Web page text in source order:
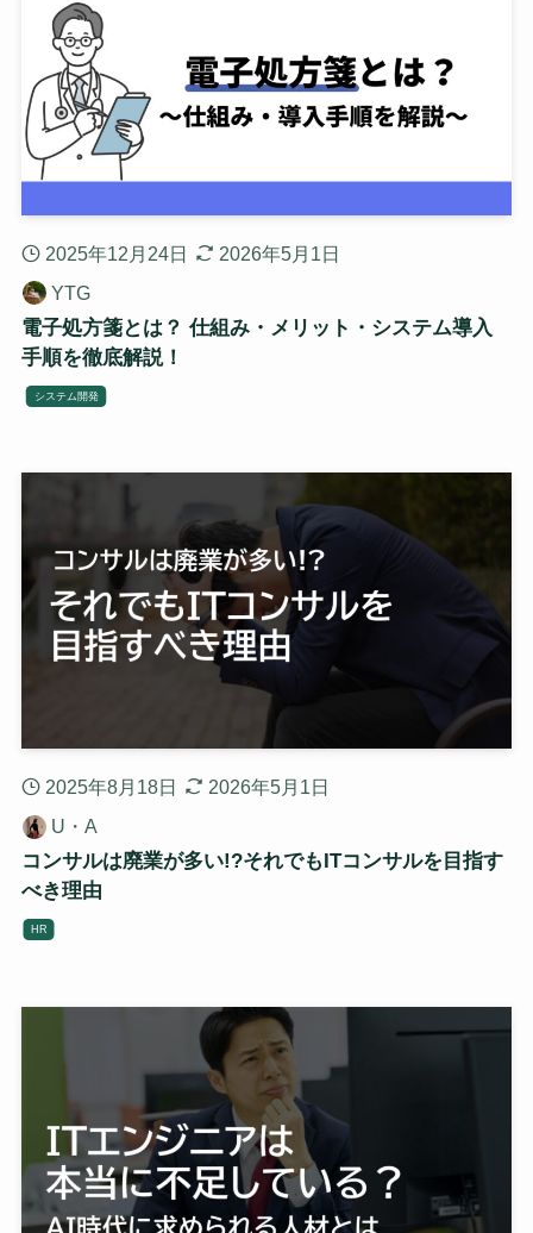
2025年12月24日
2026年5月1日
YTG
電子処方箋とは？ 仕組み・メリット・システム導入
手順を徹底解説！
システム開発
2025年8月18日
2026年5月1日
U・A
コンサルは廃業が多い!?それでもITコンサルを目指す
べき理由
HR